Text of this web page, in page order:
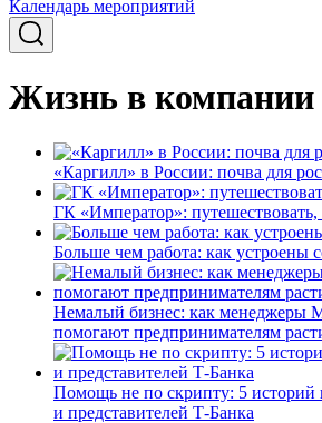
Календарь мероприятий
Жизнь в компании
«Каргилл» в России: почва для
ГК «Император»: путешествовать,
Больше чем работа: как устроены
Немалый бизнес: как менеджеры
помогают предпринимателям
Помощь не по скрипту: 5 историй
и представителей Т-Банка